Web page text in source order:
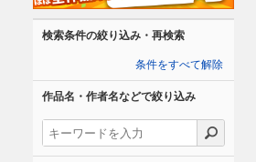
検索条件の絞り込み・再検索
条件をすべて解除
作品名・作者名などで絞り込み